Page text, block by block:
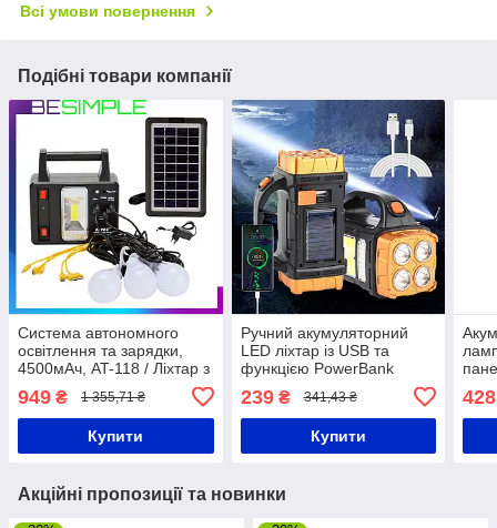
Всі умови повернення
Подібні товари компанії
Система автономного
освітлення та зарядки,
4500мАч, AT-118 / Ліхтар з
повербанком на сонячній
панелі
949 ₴ 1 355,71 ₴
Купити
Ручний акумуляторний
LED ліхтар із USB та
функцією PowerBank
Hurry Bolt HB-2678 / Ліхтар
на сонячній батареї
239₴ 341,43 ₴
Купити
Акційні пропозиції та новинки